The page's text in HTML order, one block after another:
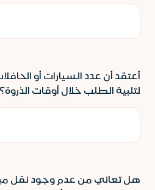
أعتقد أن عدد السيارات أو
لتلبية الطلب خلال أوقات الذروة؟
هل تعاني من عدم وجود نقل